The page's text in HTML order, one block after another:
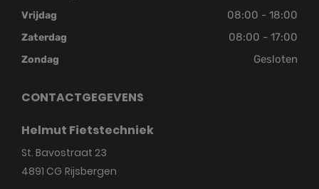
Vrijdag 08:00 - 18:00
Zaterdag 08:00 - 17:00
Zondag Gesloten
CONTACTGEGEVENS
Helmut Fietstechniek
St. Bavostraat 23
4891 CG Rijsbergen